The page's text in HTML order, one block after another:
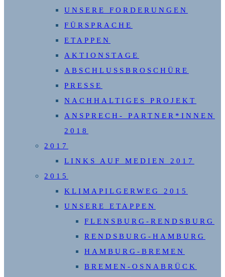
UNSERE FORDERUNGEN
FÜRSPRACHE
ETAPPEN
AKTIONSTAGE
ABSCHLUSSBROSCHÜRE
PRESSE
NACHHALTIGES PROJEKT
ANSPRECH- PARTNER*INNEN
2018
2017
LINKS AUF MEDIEN 2017
2015
KLIMAPILGERWEG 2015
UNSERE ETAPPEN
FLENSBURG-RENDSBURG
RENDSBURG-HAMBURG
HAMBURG-BREMEN
BREMEN-OSNABRÜCK